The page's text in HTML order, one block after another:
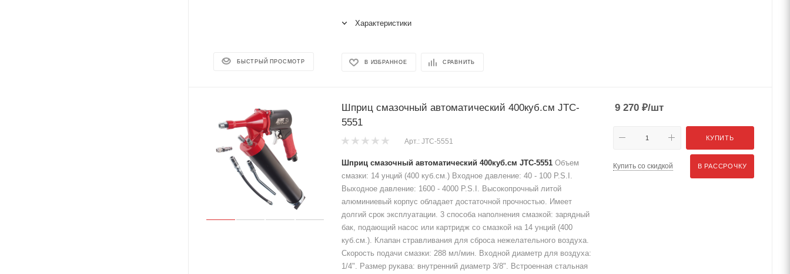
БЫСТРЫЙ ПРОСМОТР
Характеристики
В ИЗБРАННОЕ СРАВНИТЬ
Шприц смазочный автоматический 400куб.см JTC-
5551
Арт.: JTC-5551
Шприц смазочный автоматический 400куб.см JTC-5551 Объем
смазки: 14 унций (400 куб.см.) Входное давление: 40 - 100 P.S.I.
Выходное давление: 1600 - 4000 P.S.I. Высокопрочный литой
алюминиевый корпус обладает достаточной прочностью. Имеет
долгий срок эксплуатации. 3 способа наполнения смазкой: зарядный
бак, подающий насос или картридж со смазкой на 14 унций (400
куб.см.). Клапан стравливания для сброса нежелательного воздуха.
Скорость подачи смазки: 288 мл/мин. Входной диаметр для воздуха:
1/4". Размер рукава: внутренний диаметр 3/8". Встроенная стальная
9 270 ₽/шт
КУПИТЬ
Купить со скидкой В РАССРОЧКУ